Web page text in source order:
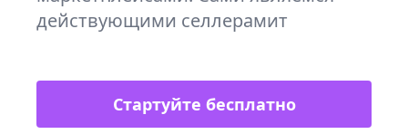
действующими селлерамит
Стартуйте бесплатно